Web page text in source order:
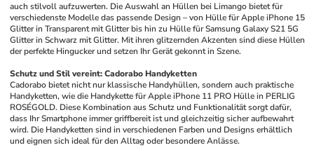
auch stilvoll aufzuwerten. Die Auswahl an Hüllen bei Limango bietet für
verschiedenste Modelle das passende Design – von Hülle für Apple iPhone 15
Glitter in Transparent mit Glitter bis hin zu Hülle für Samsung Galaxy S21 5G
Glitter in Schwarz mit Glitter. Mit ihren glitzernden Akzenten sind diese Hüllen
der perfekte Hingucker und setzen Ihr Gerät gekonnt in Szene.
Schutz und Stil vereint: Cadorabo Handyketten
Cadorabo bietet nicht nur klassische Handyhüllen, sondern auch praktische
Handyketten, wie die Handykette für Apple iPhone 11 PRO Hülle in PERLIG
ROSÉGOLD. Diese Kombination aus Schutz und Funktionalität sorgt dafür,
dass Ihr Smartphone immer griffbereit ist und gleichzeitig sicher aufbewahrt
wird. Die Handyketten sind in verschiedenen Farben und Designs erhältlich
und eignen sich ideal für den Alltag oder besondere Anlässe.